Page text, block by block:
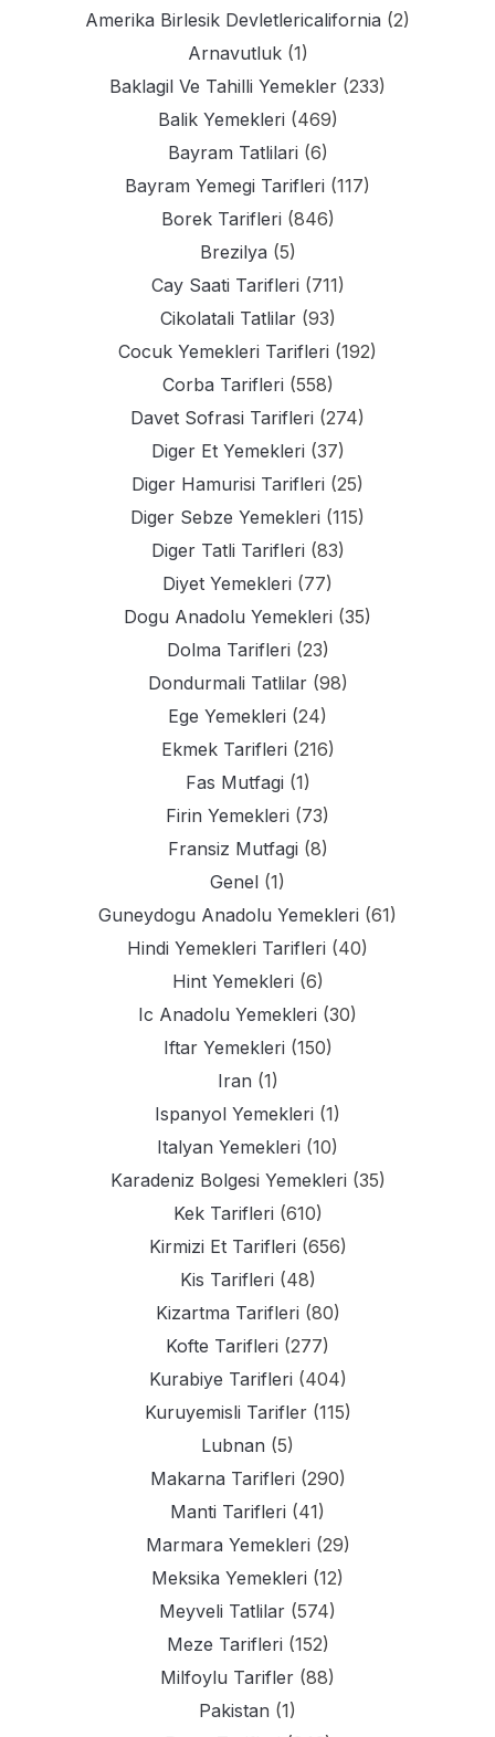
Amerika Birlesik Devletlericalifornia (2)
Arnavutluk(1)
Baklagil Ve Tahilli Yemekler (233)
Balik Yemekleri (469)
Bayram Tatlilari (6)
Bayram Yemegi Tarifleri (117)
Borek Tarifleri (846)
Brezilya (5)
Cay Saati Tarifleri (711)
Cikolatali Tatlilar(93)
Cocuk Yemekleri Tarifleri (192)
Corba Tarifleri (558)
Davet Sofrasi Tarifleri (274)
Diger Et Yemekleri (37)
Diger Hamurisi Tarifleri (25)
Diger Sebze Yemekleri (115)
Diger Tatli Tarifleri (83)
Diyet Yemekleri (77)
Dogu Anadolu Yemekleri (35)
Dolma Tarifleri (23)
Dondurmali Tatlilar(98)
Ege Yemekleri (24)
Ekmek Tarifleri (216)
Fas Mutfagi (1)
Firin Yemekleri (73)
Fransiz Mutfagi (8)
Genel (1)
Guneydogu Anadolu Yemekleri (61)
Hindi Yemekleri Tarifleri (40)
Hint Yemekleri (6)
Ic Anadolu Yemekleri (30)
Iftar Yemekleri (150)
Iran (1)
Ispanyol Yemekleri (1)
Italyan Yemekleri (10)
Karadeniz Bolgesi Yemekleri (35)
Kek Tarifleri (610)
Kirmizi Et Tarifleri (656)
Kis Tarifleri (48)
Kizartma Tarifleri (80)
Kofte Tarifleri (277)
Kurabiye Tarifleri (404)
Kuruyemisli Tarifler(115)
Lubnan (5)
Makarna Tarifleri (290)
Manti Tarifleri (41)
Marmara Yemekleri (29)
Meksika Yemekleri (12)
Meyveli Tatlilar (574)
Meze Tarifleri (152)
Milfoylu Tarifler (88)
Pakistan (1)